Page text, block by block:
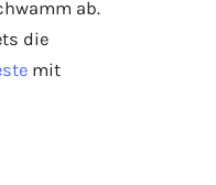
ab.
die
mit